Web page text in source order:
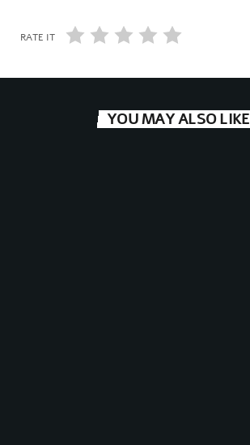
RATE IT
YOU MAY ALSO LIKE